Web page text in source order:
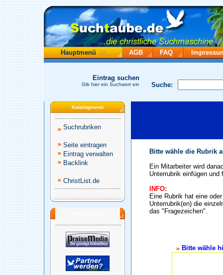
Hauptmenü AGB FAQ
Suche:
Eintrag suchen
Gib hier ein Suchwort ein
Katalogmenü
Suchrubriken
Seite eintragen
Eintrag verwalten
Backlink
ChristList.de
Bitte wähle die Rubrik
Ein Mitarbeiter wird
Unterrubrik einfügen und
INFO:
Eine Rubrik hat eine
Unterrubrik(en) die
das "Fragezeichen".
Bitte wähle